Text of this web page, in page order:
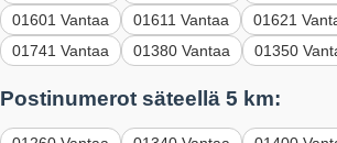
01601 Vantaa
01611 Vantaa 01621
01741 Vantaa
01380 Vantaa 01350
Postinumerot säteellä 5 km: